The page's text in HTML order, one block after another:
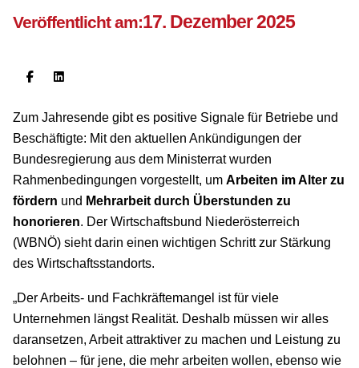
Veröffentlicht am:17. Dezember 2025
Zum Jahresende gibt es positive Signale für Betriebe und
Beschäftigte: Mit den aktuellen Ankündigungen der
Bundesregierung aus dem Ministerrat wurden
Rahmenbedingungen vorgestellt, um Arbeiten im Alter zu
fördern und Mehrarbeit durch Überstunden zu
honorieren. Der Wirtschaftsbund Niederösterreich
(WBNÖ) sieht darin einen wichtigen Schritt zur Stärkung
des Wirtschaftsstandorts.
„Der Arbeits- und Fachkräftemangel ist für viele
Unternehmen längst Realität. Deshalb müssen wir alles
daransetzen, Arbeit attraktiver zu machen und Leistung zu
belohnen – für jene, die mehr arbeiten wollen, ebenso wie